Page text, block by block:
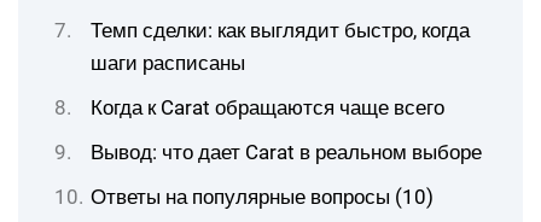
Темп сделки: как выглядит быстро, когда
шаги расписаны
Когда к Carat обращаются чаще всего
Вывод: что дает Carat в реальном выборе
Ответы на популярные вопросы (10)